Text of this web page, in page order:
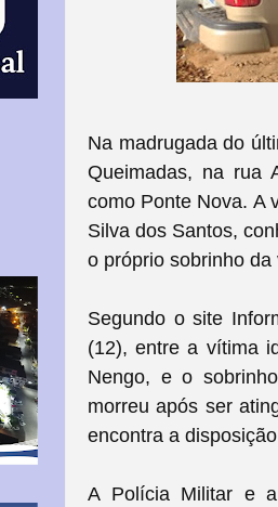
Na madrugada do
Queimadas, na rua
como Ponte Nova. A
Silva dos Santos,
o próprio sobrinho da
Segundo o site
(12), entre a vítima
Nengo, e o
morreu após ser
encontra a
A Polícia Militar e